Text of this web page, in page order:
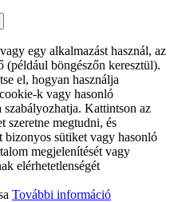
egy alkalmazást használ, az
böngészőn keresztül).
el, hogyan használja
k vagy hasonló
szabályozhatja. Kattintson az
szeretne megtudni, és
bizonyos sütiket vagy hasonló
megjelenítését vagy
elérhetetlenségét
További információ